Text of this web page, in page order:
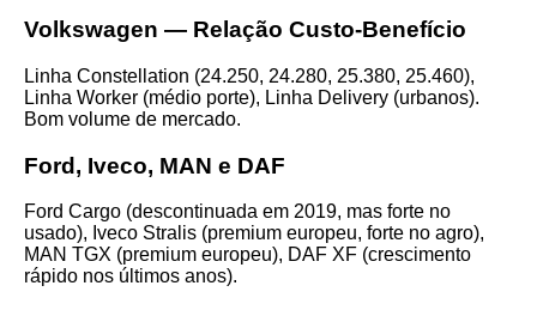
Volkswagen — Relação Custo-Benefício
Linha Constellation (24.250, 24.280, 25.380, 25.460),
Linha Worker (médio porte), Linha Delivery (urbanos).
Bom volume de mercado.
Ford, Iveco, MAN e DAF
Ford Cargo (descontinuada em 2019, mas forte no
usado), Iveco Stralis (premium europeu, forte no agro),
MAN TGX (premium europeu), DAF XF (crescimento
rápido nos últimos anos).